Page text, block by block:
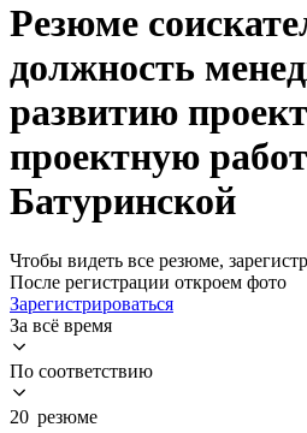
Резюме
должность
развитию
проектную
Батуринской
Чтобы видеть все резюме,
После регистрации откроем фото
Зарегистрироваться
За всё время
По соответствию
20 резюме